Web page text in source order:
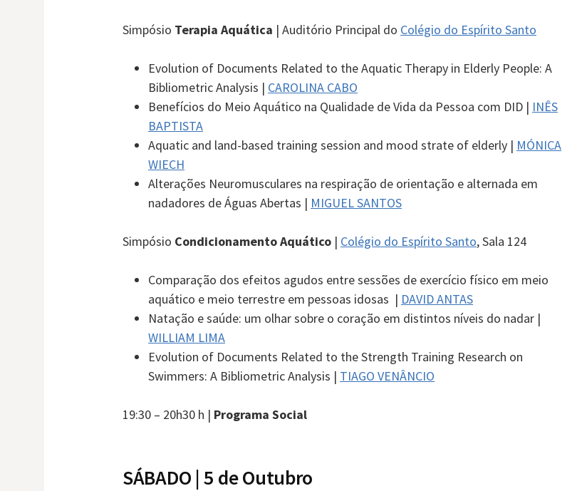
Simpósio Terapia Aquática | Auditório Principal do Colégio do Espírito Santo
Evolution of Documents Related to the Aquatic Therapy in Elderly People: A
Bibliometric Analysis | CAROLINA CABO
Benefícios do Meio Aquático na Qualidade de Vida da Pessoa com DID | INÊS
BAPTISTA
Aquatic and land-based training session and mood strate of elderly | MÓNICA
WIECH
Alterações Neuromusculares na respiração de orientação e alternada em
nadadores de Águas Abertas | MIGUEL SANTOS
Simpósio Condicionamento Aquático | Colégio do Espírito Santo, Sala 124
Comparação dos efeitos agudos entre sessões de exercício físico em meio
aquático e meio terrestre em pessoas idosas | DAVID ANTAS
Natação e saúde: um olhar sobre o coração em distintos níveis do nadar |
WILLIAM LIMA
Evolution of Documents Related to the Strength Training Research on
Swimmers: A Bibliometric Analysis | TIAGO VENÂNCIO
19:30 – 20h30 h | Programa Social
SÁBADO | 5 de Outubro